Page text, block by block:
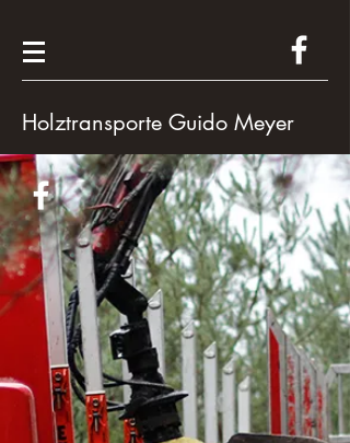
Holztransporte Guido Meyer